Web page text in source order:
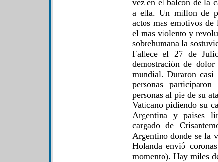
vez en el balcón de la
a ella. Un millon de
actos mas emotivos
el mas violento y
sobrehumana la
Fallece el 27 de
demostración de
mundial. Duraron
personas
personas al pie de su
Vaticano pidiendo su
Argentina y paises
cargado de
Argentino donde se la
Holanda envió
momento). Hay miles